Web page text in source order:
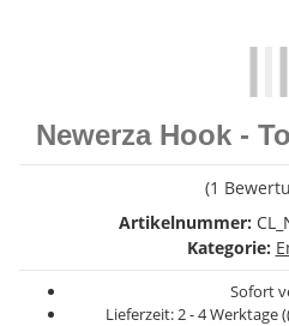
Newerza Hook -
(1
Artikelnummer:
Kategorie:
Sofort
Lieferzeit:2 - 4 Werktage